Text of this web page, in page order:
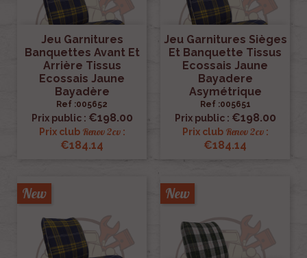
Jeu Garnitures
Banquettes Avant Et
Arrière Tissus
Ecossais Jaune
Bayadère
Ref :005652
Prix public : €198.00
Prix club Renov 2cv:
€184.14
Jeu Garnitures Sièges
Et Banquette Tissus
Ecossais Jaune
Bayadere
Asymétrique
Ref :005651
Prix public : €198.00
Prix club Renov 2cv:
€184.14
New New